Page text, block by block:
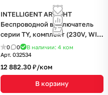
INTELLIGENT ARLIGHT
Беспроводной выключатель
серии TY, комплект (230V, WI-
FI, 5A) (IARL, -)
0 0 В наличии: 4 ком
Арт. 032534
12 882.30 ₽/ком
В корзину